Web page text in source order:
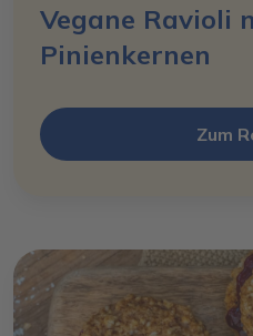
Vegane Ravioli
Pinienkernen
Zum